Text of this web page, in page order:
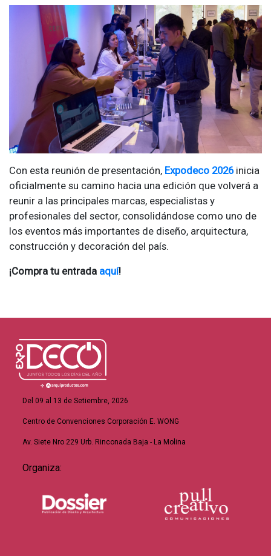
Con esta reunión de presentación, Expodeco 2026inicia
oficialmente su camino hacia una edición que volverá a
reunir a las principales marcas, especialistas y
profesionales del sector, consolidándose como uno de
los eventos más importantes de diseño, arquitectura,
construcción y decoración del país.
¡Compra tu entrada aquí!
Del 09 al 13 de Setiembre, 2026
Centro de Convenciones Corporación E. WONG
Av. Siete Nro 229 Urb. Rinconada Baja - La Molina
Organiza: